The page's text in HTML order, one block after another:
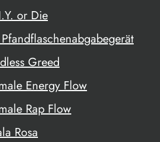
or Die
Pfandflaschenabgabegerät
Greed
Energy Flow
Rap Flow
Rosa